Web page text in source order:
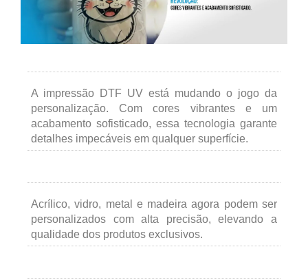
A impressão DTF UV está mudando o jogo da
personalização. Com cores vibrantes e um
acabamento sofisticado, essa tecnologia garante
detalhes impecáveis em qualquer superfície.
Acrílico, vidro, metal e madeira agora podem ser
personalizados com alta precisão, elevando a
qualidade dos produtos exclusivos.